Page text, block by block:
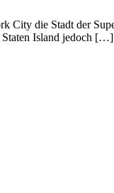
City die Stadt der
Staten Island jedoch […]